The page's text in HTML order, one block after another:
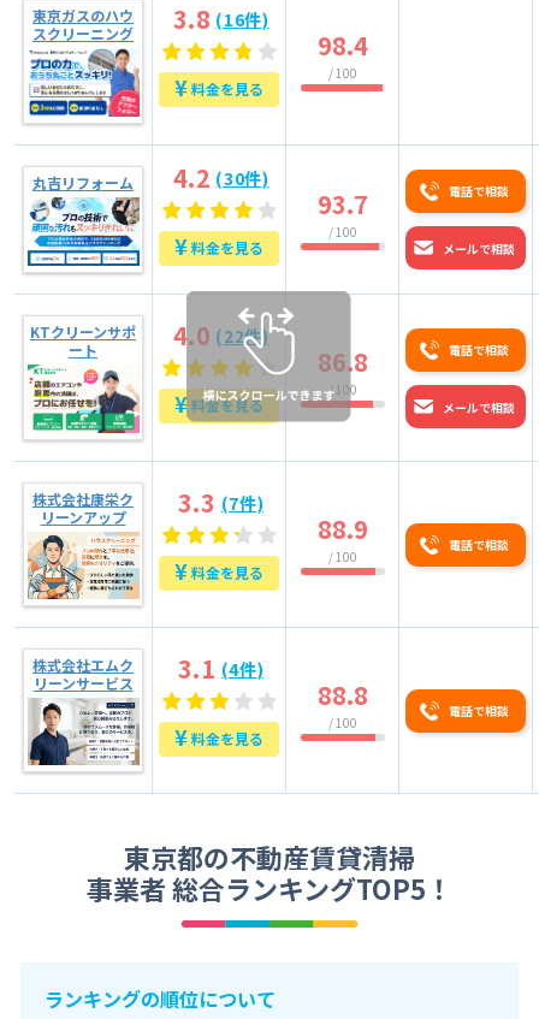
東京ガスのハウ
スクリーニング
3.8 (16件)
¥料金を見る
98.4
/ 100
丸吉リフォーム 4.2 (30件)
¥料金を見る
93.7
/ 100
電話で相談
メールで相談
KTクリーンサポ
ート
4.0 (22件)
¥ 料金を見る
86.8
/ 100
電話で相談
メールで相談
株式会社康栄ク
リーンアップ
3.3 (7件)
¥料金を見る
88.9
/ 100
電話で相談
株式会社エムク
リーンサービス
3.1 (4件)
¥料金を見る
88.8
/ 100
電話で相談
東京都の不動産賃貸清掃
事業者 総合ランキングTOP5！
ランキングの順位について